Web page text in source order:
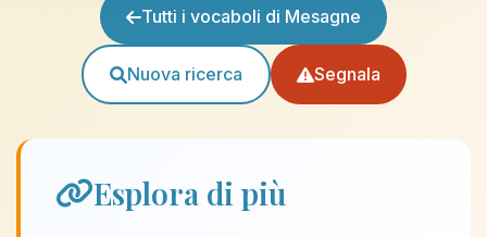
Tutti i vocaboli di Mesagne
Nuova ricerca Segnala
Esplora di più